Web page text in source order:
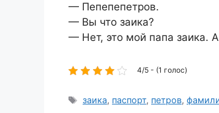
— Пепепепетров.
— Вы что заика?
— Нет, это мой папа заика.
4/5 - (1 голос)
Метки
заика, паспорт, петров,